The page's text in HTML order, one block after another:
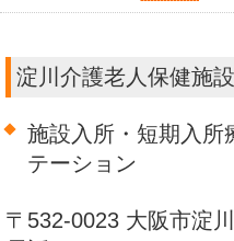
淀川介護老人保健施
施設入所・短期入所
テーション
〒532-0023 大阪市淀